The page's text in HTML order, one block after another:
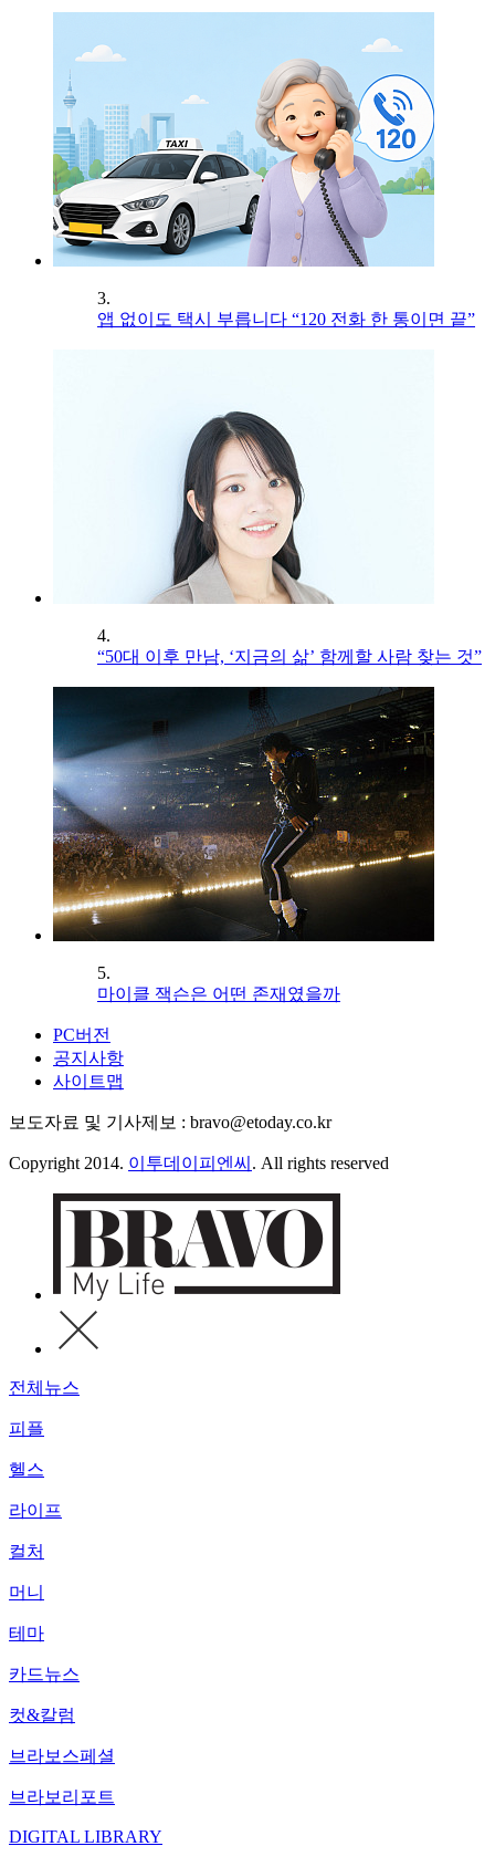
3.
앱 없이도 택시 부릅니다 “120 전화 한 통이면 끝”
4.
“50대 이후 만남, ‘지금의 삶’ 함께할 사람 찾는 것”
5.
마이클 잭슨은 어떤 존재였을까
PC버전
공지사항
사이트맵
보도자료 및 기사제보 : bravo@etoday.co.kr
Copyright 2014. 이투데이피엔씨 . All rights reserved
전체뉴스
피플
헬스
라이프
컬처
머니
테마
카드뉴스
컷&칼럼
브라보스페셜
브라보리포트
DIGITAL LIBRARY